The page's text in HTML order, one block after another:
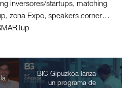
inversores/startups, matching
zona Expo, speakers corner…
BIC Gipuzkoa lanza
un programa de